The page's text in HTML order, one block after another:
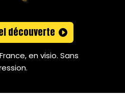
découverte
en visio. Sans